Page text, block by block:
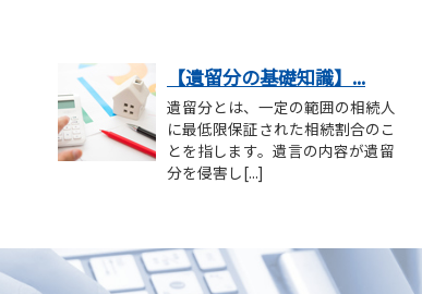
【遺留分の基礎知識】...
遺留分とは、一定の範囲の相続人
に最低限保証された相続割合のこ
とを指します。遺言の内容が遺留
分を侵害し[...]